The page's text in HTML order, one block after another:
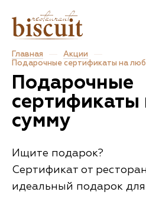
Главная
Акции
Подарочные сертификаты на
Подарочные
сумму
Ищите подарок?
Сертификат от
идеальный подарок для